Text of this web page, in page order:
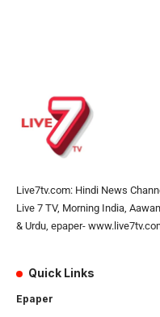
Live7tv.com: Hindi News
Live 7 TV, Morning India,
& Urdu, epaper-
Quick Links
Epaper